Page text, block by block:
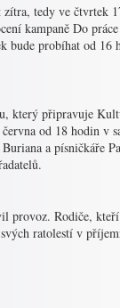
tedy ve čtvrtek
kampaně Do
bude probíhat od
který připravuje
od 18 hodin v
a písničkáře
Rodiče,
ratolestí v